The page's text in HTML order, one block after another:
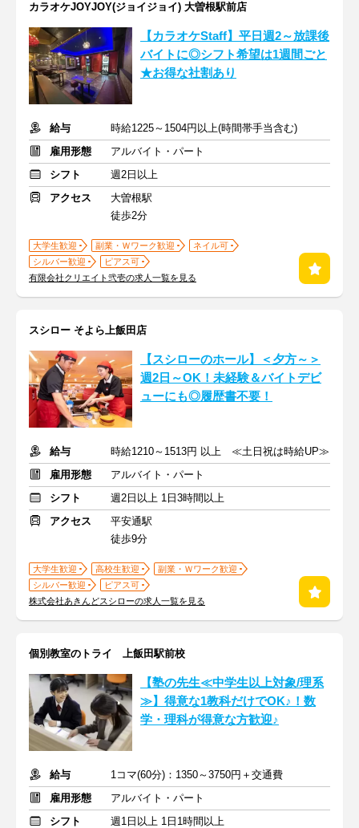
カラオケJOYJOY(ジョイジョイ) 大曽根駅前店
【カラオケStaff】平日週2～放課後
バイトに◎シフト希望は1週間ごと
★お得な社割あり
給与
時給1225～1504円以上(時間帯手当含む)
雇用形態
アルバイト・パート
シフト
週2日以上
アクセス
大曽根駅
徒歩2分
大学生歓迎 副業・Ｗワーク歓迎
ネイル可
シルバー歓迎
ピアス可
有限会社クリエイト弐壱の求人一覧を見る
スシロー そよら上飯田店
【スシローのホール】＜夕方～＞
週2日～OK！未経験＆バイトデビ
ューにも◎履歴書不要！
給与
時給1210～1513円 以上 ≪土日祝は時給UP≫
雇用形態
アルバイト・パート
シフト
週2日以上 1日3時間以上
アクセス
平安通駅
徒歩9分
大学生歓迎 高校生歓迎
副業・Ｗワーク歓迎
シルバー歓迎
ピアス可
株式会社あきんどスシローの求人一覧を見る
個別教室のトライ 上飯田駅前校
【塾の先生≪中学生以上対象/理系
≫】得意な1教科だけでOK♪！数
学・理科が得意な方歓迎♪
給与
1コマ(60分)：1350～3750円＋交通費
雇用形態
アルバイト・パート
シフト
週1日以上 1日1時間以上